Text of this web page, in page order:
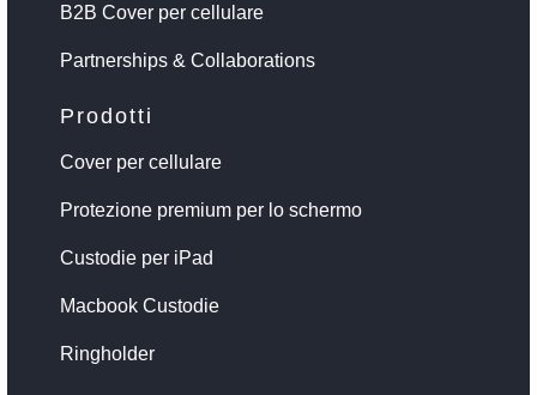
B2B Cover per cellulare
Partnerships & Collaborations
Prodotti
Cover per cellulare
Protezione premium per lo schermo
Custodie per iPad
Macbook Custodie
Ringholder